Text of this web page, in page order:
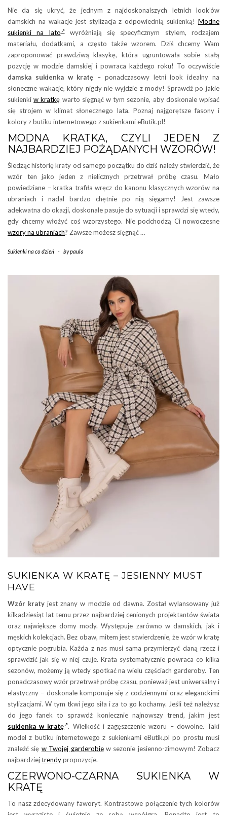
Nie da się ukryć, że jednym z najdoskonalszych letnich look’ów
damskich na wakacje jest stylizacja z odpowiednią sukienką! Modne
sukienki na lato wyróżniają się specyficznym stylem, rodzajem
materiału, dodatkami, a często także wzorem. Dziś chcemy Wam
zaproponować prawdziwą klasykę, która ugruntowała sobie stałą
pozycję w modzie damskiej i powraca każdego roku! To oczywiście
damska sukienka w kratę – ponadczasowy letni look idealny na
słoneczne wakacje, który nigdy nie wyjdzie z mody! Sprawdź po jakie
sukienkiw kratkę warto sięgnąć w tym sezonie, aby doskonale wpisać
się strojem w klimat słonecznego lata. Poznaj najgorętsze fasony i
kolory z butiku internetowego z sukienkami eButik.pl!
MODNA KRATKA, CZYLI JEDEN Z
NAJBARDZIEJ POŻĄDANYCH WZORÓW!
Śledząc historię kraty od samego początku do dziś należy stwierdzić, że
wzór ten jako jeden z nielicznych przetrwał próbę czasu. Mało
powiedziane – kratka trafiła wręcz do kanonu klasycznych wzorów na
ubraniach i nadal bardzo chętnie po nią sięgamy! Jest zawsze
adekwatna do okazji, doskonale pasuje do sytuacji i sprawdzi się wtedy,
gdy chcemy włożyć coś wzorzystego. Nie podchodzą Ci nowoczesne
wzory na ubraniach? Zawsze możesz sięgnąć …
Sukienki na co dzień - bypaula
SUKIENKA W KRATĘ – JESIENNY MUST
HAVE
Wzór kraty jest znany w modzie od dawna. Został wylansowany już
kilkadziesiąt lat temu przez najbardziej cenionych projektantów świata
oraz największe domy mody. Występuje zarówno w damskich, jak i
męskich kolekcjach. Bez obaw, mitem jest stwierdzenie, że wzór w kratę
optycznie pogrubia. Każda z nas musi sama przymierzyć daną rzecz i
sprawdzić jak się w niej czuje. Krata systematycznie powraca co kilka
sezonów, możemy ją wtedy spotkać na wielu częściach garderoby. Ten
ponadczasowy wzór przetrwał próbę czasu, ponieważ jest uniwersalny i
elastyczny – doskonale komponuje się z codziennymi oraz eleganckimi
stylizacjami. W tym tkwi jego siła i za to go kochamy. Jeśli też należysz
do jego fanek to sprawdź koniecznie najnowszy trend, jakim jest
sukienka w kratę . Wielkość i zagęszczenie wzoru – dowolne. Taki
model z butiku internetowego z sukienkami eButik.pl po prostu musi
znaleźć się w Twojej garderobiew sezonie jesienno-zimowym! Zobacz
najbardziejtrendypropozycje.
CZERWONO-CZARNA SUKIENKA W
KRATĘ
To nasz zdecydowany faworyt. Kontrastowe połączenie tych kolorów